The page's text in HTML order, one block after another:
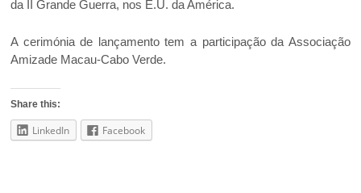
da II Grande Guerra, nos E.U. da América.
A cerimónia de lançamento tem a participação da Associação
Amizade Macau-Cabo Verde.
Share this:
LinkedIn Facebook